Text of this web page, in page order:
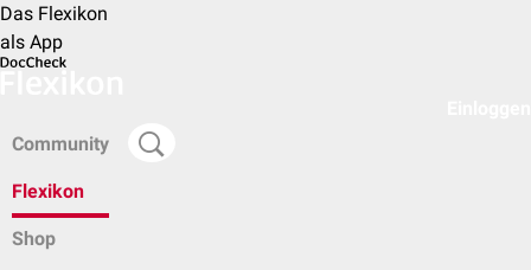
Das Flexikon
als App
Community
Flexikon
Shop